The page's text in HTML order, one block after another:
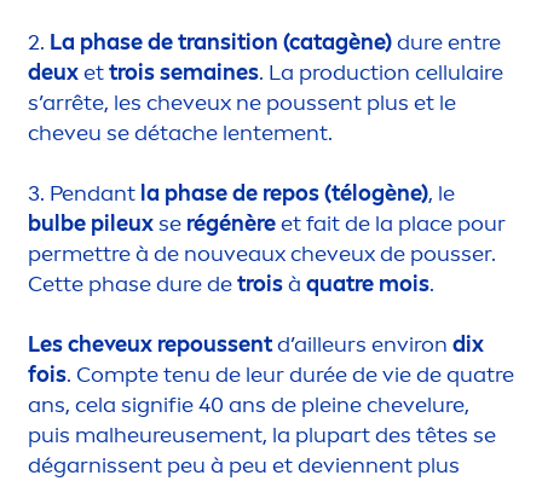
2. La phase de transition (catagène)dure entre
deuxettrois semaines. La production cellulaire
s’arrête, les cheveux ne poussent plus et le
cheveu se détache lentement.
3. Pendant la phase de repos (télogène), le
bulbe pileuxse régénèreet fait de la place pour
permettre à de nouveaux cheveux de pousser.
Cette phase dure detroisà quatre mois.
Les cheveux repoussentd’ailleurs environ dix
fois. Compte tenu de leur durée de vie de quatre
ans, cela signifie 40 ans de pleine chevelure,
puis malheureusement, la plupart des têtes se
dégarnissent peu à peu et deviennent plus